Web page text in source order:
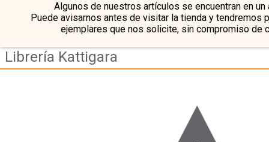
Algunos de nuestros artículos se encuentran en un
Puede avisarnos antes de visitar la tienda y tendremos
ejemplares que nos solicite, sin compromiso de
Librería Kattigara